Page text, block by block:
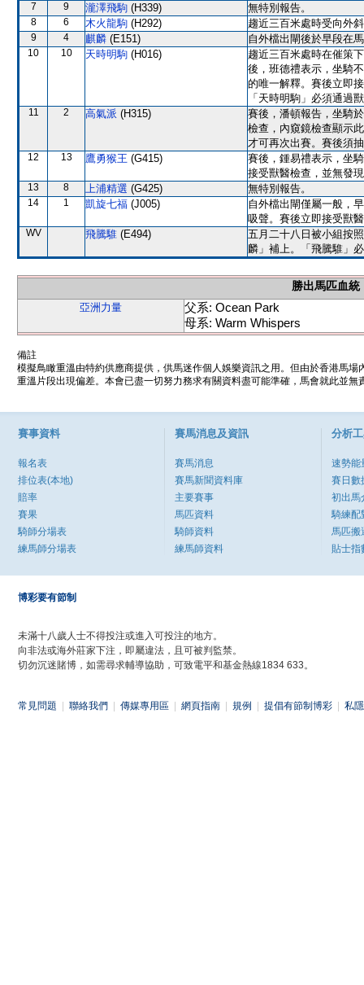
7 9 瀧澤飛駒 (H339) 無特別報告。
8 6 木火龍駒 (H292) 趨近三百米處時受向外
9 4 麒麟 (E151) 自外檔出閘後於早段在
10 10 天時明駒 (H016)
趨近三百米處時在催策
後，班德禮表示，坐騎
的唯一解釋。賽後立即
「天時明駒」必須通過
11 2 高氣派 (H315)
賽後，潘頓報告，坐騎
檢查，內窺鏡檢查顯示
才可再次出賽。賽後須
12 13 鷹勇猴王 (G415)
賽後，鍾易禮表示，坐
接受獸醫檢查，並無發
13 8 上浦精選 (G425) 無特別報告。
14 1 凱旋七福 (J005)
自外檔出閘僅屬一般，
吸聲。賽後立即接受獸
WV 飛騰騅 (E494)
五月二十八日被小組按
麟」補上。「飛騰騅」
勝出馬匹血統
亞洲力量
父系: Ocean Park
母系: Warm Whispers
備註
模擬鳥瞰重溫由特約供應商提供，供馬迷作個人娛樂資訊之用。但由於香港馬
重溫片段出現偏差。本會已盡一切努力務求有關資料盡可能準確，馬會就此並
賽事資料
報名表
排位表(本地)
賠率
賽果
騎師分場表
練馬師分場表
賽馬消息及資訊
賽馬消息
賽馬新聞資料庫
主要賽事
馬匹資料
騎師資料
練馬師資料
分析
速勢能
賽日數
初出馬
騎練配
馬匹搬
貼士指
博彩要有節制
未滿十八歲人士不得投注或進入可投注的地方。
向非法或海外莊家下注，即屬違法，且可被判監禁。
切勿沉迷賭博，如需尋求輔導協助，可致電平和基金熱線1834 633。
常見問題 聯絡我們 傳媒專用區 網頁指南 規例 提倡有節制博彩 私